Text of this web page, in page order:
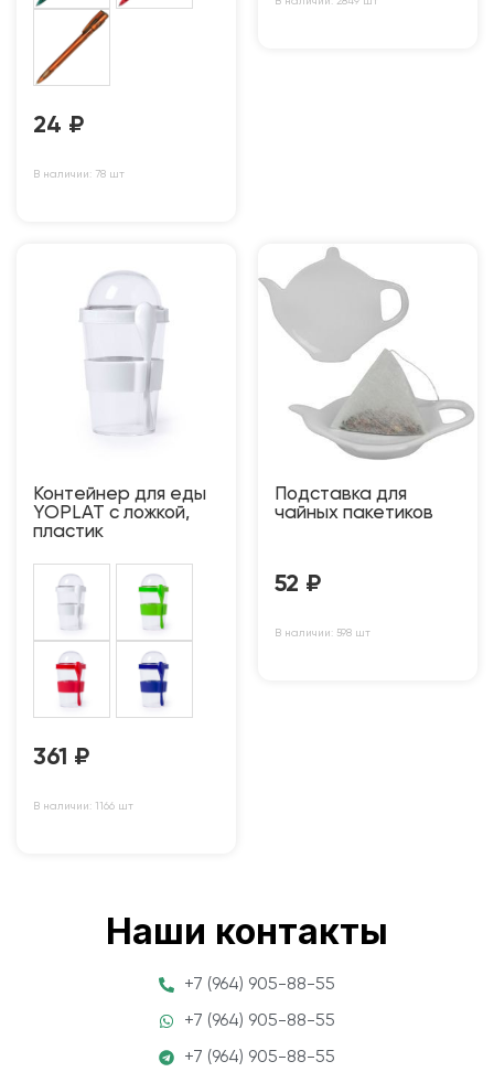
24 ₽
В наличии: 78 шт
Контейнер для еды
YOPLAT с ложкой,
пластик
361 ₽
В наличии: 1166 шт
Подставка для
чайных пакетиков
52 ₽
В наличии: 598 шт
Наши контакты
+7 (964) 905-88-55
+7 (964) 905-88-55
+7 (964) 905-88-55